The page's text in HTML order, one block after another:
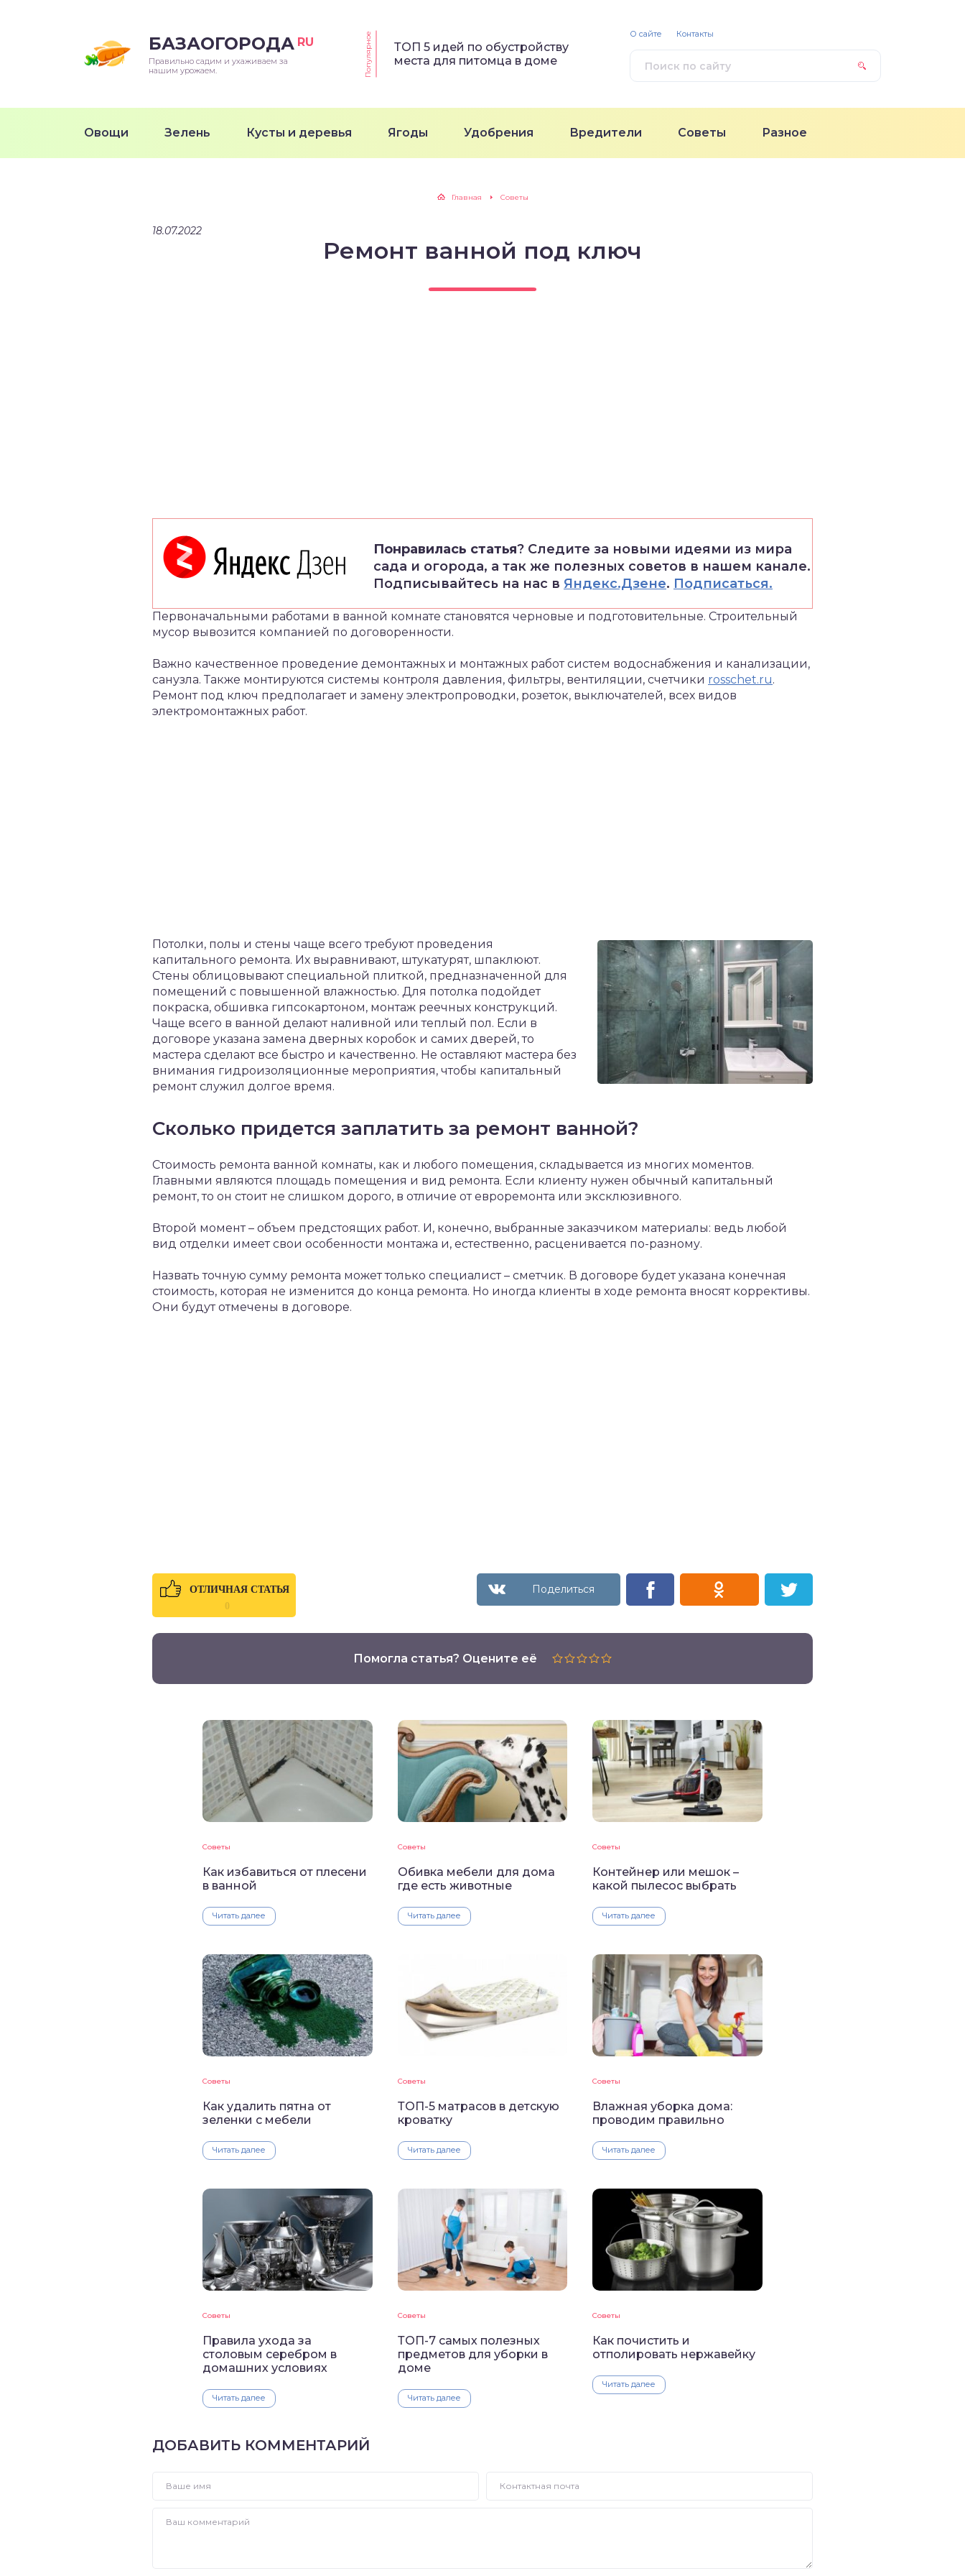
БАЗАОГОРОДА RU
Правильно садим и ухаживаем за
нашим урожаем.
Популярное
ТОП 5 идей по обустройству
места для питомца в доме
Овощи Зелень Кусты и деревья Ягоды Удобрения Вредители Советы Разное
О сайте Контакты
Главная Советы
18.07.2022
Ремонт ванной под ключ
Понравилась статья? Следите за новыми идеями из мира
сада и огорода, а так же полезных советов в нашем канале.
Подписывайтесь на нас в Яндекс.Дзене. Подписаться.
Первоначальными работами в ванной комнате становятся черновые и подготовительные. Строительный
мусор вывозится компанией по договоренности.
Важно качественное проведение демонтажных и монтажных работ систем водоснабжения и канализации,
санузла. Также монтируются системы контроля давления, фильтры, вентиляции, счетчики rosschet.ru.
Ремонт под ключ предполагает и замену электропроводки, розеток, выключателей, всех видов
электромонтажных работ.
Потолки, полы и стены чаще всего требуют проведения
капитального ремонта. Их выравнивают, штукатурят, шпаклюют.
Стены облицовывают специальной плиткой, предназначенной для
помещений с повышенной влажностью. Для потолка подойдет
покраска, обшивка гипсокартоном, монтаж реечных конструкций.
Чаще всего в ванной делают наливной или теплый пол. Если в
договоре указана замена дверных коробок и самих дверей, то
мастера сделают все быстро и качественно. Не оставляют мастера без
внимания гидроизоляционные мероприятия, чтобы капитальный
ремонт служил долгое время.
Сколько придется заплатить за ремонт ванной?
Стоимость ремонта ванной комнаты, как и любого помещения, складывается из многих моментов.
Главными являются площадь помещения и вид ремонта. Если клиенту нужен обычный капитальный
ремонт, то он стоит не слишком дорого, в отличие от евроремонта или эксклюзивного.
Второй момент – объем предстоящих работ. И, конечно, выбранные заказчиком материалы: ведь любой
вид отделки имеет свои особенности монтажа и, естественно, расценивается по-разному.
Назвать точную сумму ремонта может только специалист – сметчик. В договоре будет указана конечная
стоимость, которая не изменится до конца ремонта. Но иногда клиенты в ходе ремонта вносят коррективы.
Они будут отмечены в договоре.
ОТЛИЧНАЯ СТАТЬЯ
0
Помогла статья? Оцените её
Советы
Как избавиться от плесени
в ванной
Читать далее
Советы
Обивка мебели для дома
где есть животные
Читать далее
Советы
Контейнер или мешок –
какой пылесос выбрать
Читать далее
Советы
Как удалить пятна от
зеленки с мебели
Читать далее
Советы
ТОП-5 матрасов в детскую
кроватку
Читать далее
Советы
Влажная уборка дома:
проводим правильно
Читать далее
Советы
Правила ухода за
столовым серебром в
домашних условиях
Читать далее
Советы
ТОП-7 самых полезных
предметов для уборки в
доме
Читать далее
Советы
Как почистить и
отполировать нержавейку
Читать далее
ДОБАВИТЬ КОММЕНТАРИЙ